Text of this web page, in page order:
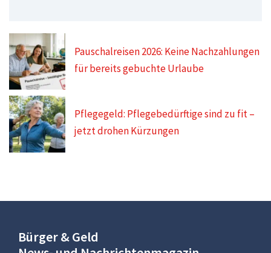
Pauschalreisen 2026: Keine Nachzahlungen
für bereits gebuchte Urlaube
Pflegegeld: Pflegebedürftige sind zu fit –
jetzt drohen Kürzungen
Bürger & Geld